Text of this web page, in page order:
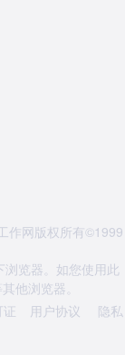
作网版权所有©1999
浏览器。如您使用此
他浏览器。
用户协议
隐私